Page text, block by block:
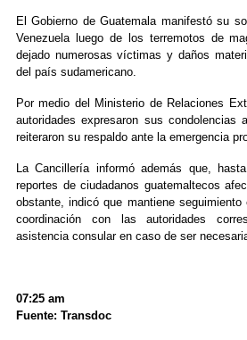
El Gobierno de Guatemala manifestó su
Venezuela luego de los terremotos de
dejado numerosas víctimas y daños
del país sudamericano.
Por medio del Ministerio de Relaciones
autoridades expresaron sus
reiteraron su respaldo ante la emergencia
La Cancillería informó además que,
reportes de ciudadanos guatemaltecos
obstante, indicó que mantiene
coordinación con las autoridades
asistencia consular en caso de ser
07:25 am
Fuente: Transdoc